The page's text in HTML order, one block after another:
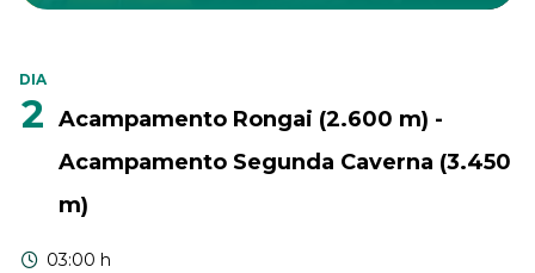
DIA
2 Acampamento Rongai (2.600 m) -
Acampamento Segunda Caverna (3.450
m)
03:00 h